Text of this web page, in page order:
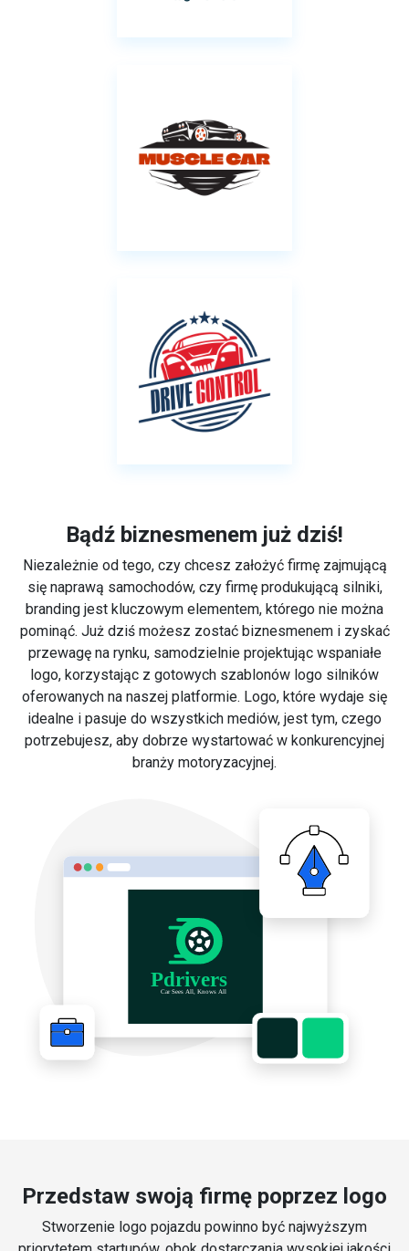
Bądź biznesmenem już dziś!
Niezależnie od tego, czy chcesz założyć firmę zajmującą
się naprawą samochodów, czy firmę produkującą silniki,
branding jest kluczowym elementem, którego nie można
pominąć. Już dziś możesz zostać biznesmenem i zyskać
przewagę na rynku, samodzielnie projektując wspaniałe
logo, korzystając z gotowych szablonów logo silników
oferowanych na naszej platformie. Logo, które wydaje się
idealne i pasuje do wszystkich mediów, jest tym, czego
potrzebujesz, aby dobrze wystartować w konkurencyjnej
branży motoryzacyjnej.
Przedstaw swoją firmę poprzez logo
Stworzenie logo pojazdu powinno być najwyższym